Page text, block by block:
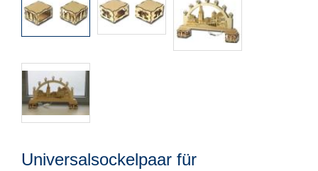
Universalsockelpaar für